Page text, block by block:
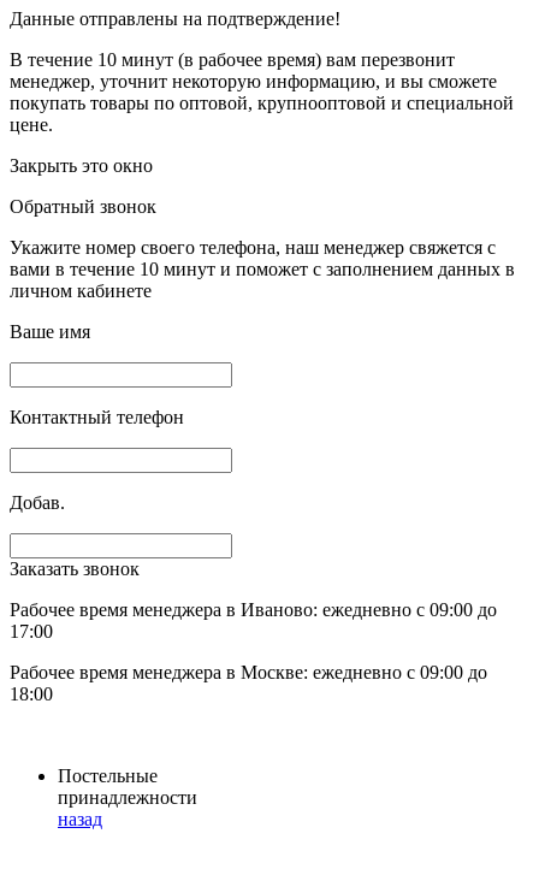
Данные отправлены на подтверждение!
В течение 10 минут (в рабочее время) вам перезвонит
менеджер, уточнит некоторую информацию, и вы сможете
покупать товары по оптовой, крупнооптовой и специальной
цене.
Закрыть это окно
Обратный звонок
Укажите номер своего телефона, наш менеджер свяжется с
вами в течение 10 минут и поможет с заполнением данных в
личном кабинете
Ваше имя
Контактный телефон
Добав.
Заказать звонок
Рабочее время менеджера в Иваново: ежедневно с 09:00 до
17:00
Рабочее время менеджера в Москве: ежедневно с 09:00 до
18:00
Постельные
принадлежности
назад